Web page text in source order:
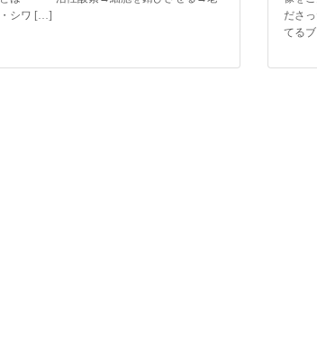
シワ […]
ださ
てる